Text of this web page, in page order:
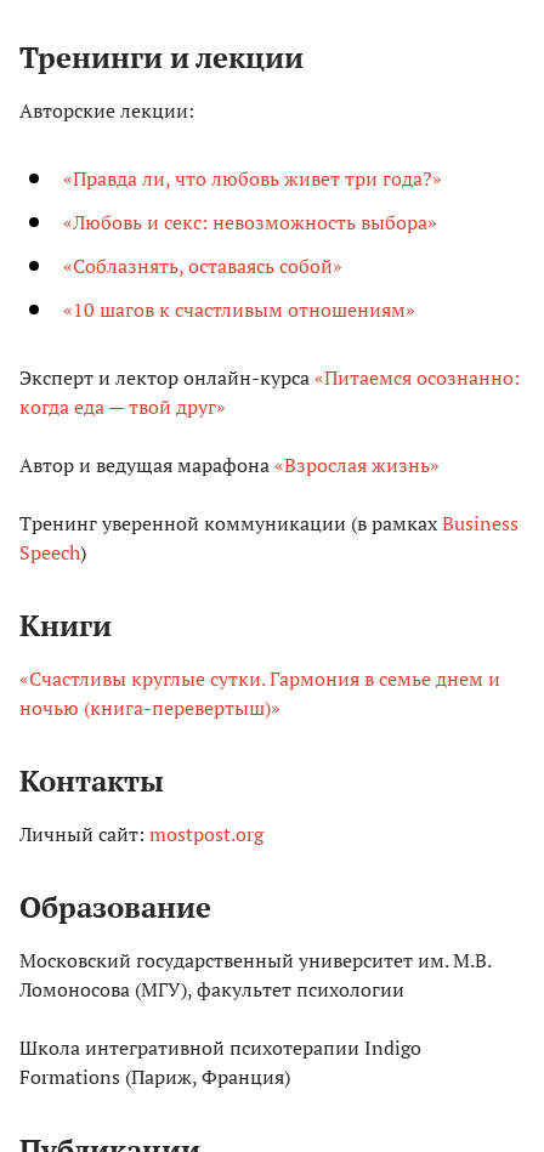
Тренинги и лекции
Авторские лекции:
«Правда ли, что любовь живет три года?»
«Любовь и секс: невозможность выбора»
«Соблазнять, оставаясь собой»
«10 шагов к счастливым отношениям»
Эксперт и лектор онлайн-курса«Питаемся осознанно:
когда еда — твой друг»
Автор и ведущая марафона«Взрослая жизнь»
Тренинг уверенной коммуникации (в рамкахBusiness
Speech)
Книги
«Счастливы круглые сутки. Гармония в семье днем и
ночью (книга-перевертыш)»
Контакты
Личный сайт: mostpost.org
Образование
Московский государственный университет им. М.В.
Ломоносова (МГУ), факультет психологии
Школа интегративной психотерапии Indigo
Formations (Париж, Франция)